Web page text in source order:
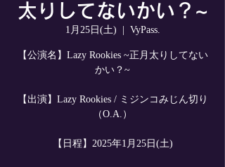
太りしてないかい？~
1月25日(土) VyPass.
【公演名】Lazy Rookies ~正月太りしてない
かい？~
【出演】Lazy Rookies / ミジンコみじん切り
（O.A.）
【日程】2025年1月25日(土)